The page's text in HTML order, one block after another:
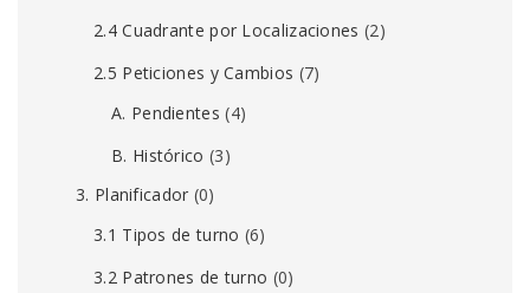
2.4 Cuadrante por Localizaciones (2)
2.5 Peticiones y Cambios (7)
A. Pendientes (4)
B. Histórico (3)
3. Planificador (0)
3.1 Tipos de turno (6)
3.2 Patrones de turno (0)